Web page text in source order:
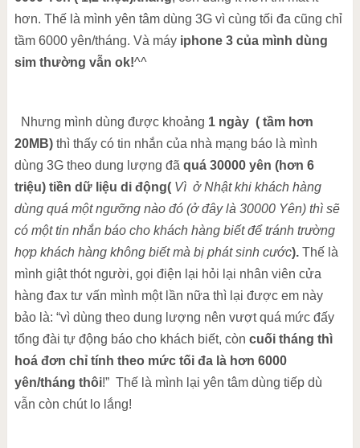
hơn. Thế là mình yên tâm dùng 3G vì cùng tối đa cũng chỉ
tầm 6000 yên/tháng. Và máy iphone 3 của mình dùng
sim thường vẫn ok!^^
Nhưng mình dùng được khoảng 1 ngày ( tầm hơn
20MB)thì thấy có tin nhắn của nhà mạng báo là mình
dùng 3G theo dung lượng đã quá 30000 yên (hơn 6
triệu) tiền dữ liệu di động(Vì ở Nhật khi khách hàng
dùng quá một ngưỡng nào đó (ở đây là 30000 Yên) thì sẽ
có một tin nhắn báo cho khách hàng biết để tránh trường
hợp khách hàng không biết mà bị phát sinh cước). Thế là
mình giật thót người, gọi điện lại hỏi lại nhân viên cửa
hàng đax tư vấn mình một lần nữa thì lại được em này
bảo là: “vì dùng theo dung lượng nên vượt quá mức đấy
tổng đài tự động báo cho khách biết, còn cuối tháng thì
hoá đơn chỉ tính theo mức tối đa là hơn 6000
yên/tháng thôi!” Thế là mình lại yên tâm dùng tiếp dù
vẫn còn chút lo lắng!